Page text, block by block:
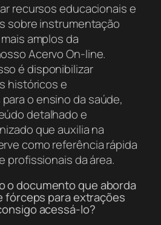
recursos educacionais e
sobre instrumentação
amplos da
Acervo On-line.
é disponibilizar
históricos e
o ensino da saúde,
detalhado e
que auxilia na
como referência rápida
profissionais da área.
o documento que aborda
fórceps para extrações
acessá-lo?